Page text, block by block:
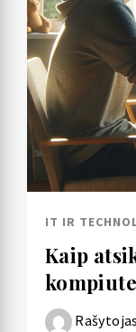
IT IR
Kaip